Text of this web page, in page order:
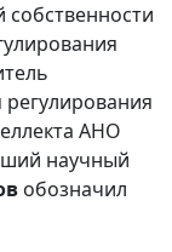
собственности
АНО
научный
обозначил